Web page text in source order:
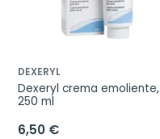
DEXERYL
Dexeryl crema emoliente,
250 ml
6,50 €